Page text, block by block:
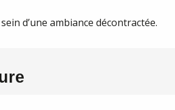
d’une ambiance décontractée.